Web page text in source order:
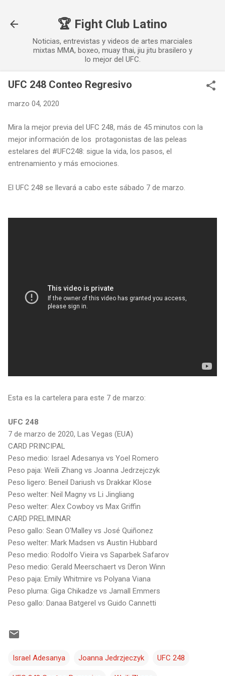
🏆 Fight Club Latino
Noticias, entrevistas y videos de artes marciales
mixtas MMA, boxeo, muay thai, jiu jitu brasilero y
lo mejor del UFC.
UFC 248 Conteo Regresivo
marzo 04, 2020
Mira la mejor previa del UFC 248, más de 45 minutos con la
mejor información de los protagonistas de las peleas
estelares del #UFC248: sigue la vida, los pasos, el
entrenamiento y más emociones.
El UFC 248 se llevará a cabo este sábado 7 de marzo.
Esta es la cartelera para este 7 de marzo:
UFC 248
7 de marzo de 2020, Las Vegas (EUA)
CARD PRINCIPAL
Peso medio: Israel Adesanya vs Yoel Romero
Peso paja: Weili Zhang vs Joanna Jedrzejczyk
Peso ligero: Beneil Dariush vs Drakkar Klose
Peso welter: Neil Magny vs Li Jingliang
Peso welter: Alex Cowboy vs Max Griffin
CARD PRELIMINAR
Peso gallo: Sean O'Malley vs José Quiñonez
Peso welter: Mark Madsen vs Austin Hubbard
Peso medio: Rodolfo Vieira vs Saparbek Safarov
Peso medio: Gerald Meerschaert vs Deron Winn
Peso paja: Emily Whitmire vs Polyana Viana
Peso pluma: Giga Chikadze vs Jamall Emmers
Peso gallo: Danaa Batgerel vs Guido Cannetti
Israel Adesanya Joanna Jedrzjeczyk UFC 248